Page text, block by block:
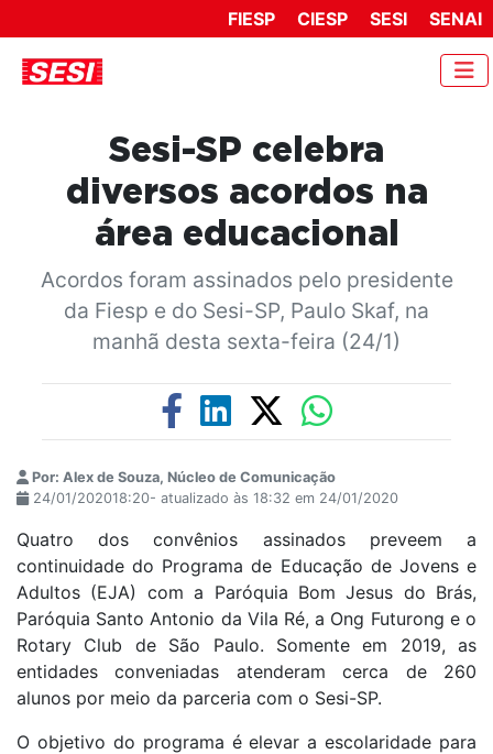
FIESP CIESP SESI SENAI
Sesi-SP celebra
diversos acordos na
área educacional
Acordos foram assinados pelo presidente
da Fiesp e do Sesi-SP, Paulo Skaf, na
manhã desta sexta-feira (24/1)
Por: Alex de Souza, Núcleo de Comunicação
24/01/202018:20- atualizado às 18:32 em 24/01/2020
Quatro dos convênios assinados preveem a
continuidade do Programa de Educação de Jovens e
Adultos (EJA) com a Paróquia Bom Jesus do Brás,
Paróquia Santo Antonio da Vila Ré, a Ong Futurong e o
Rotary Club de São Paulo. Somente em 2019, as
entidades conveniadas atenderam cerca de 260
alunos por meio da parceria com o Sesi-SP.
O objetivo do programa é elevar a escolaridade para